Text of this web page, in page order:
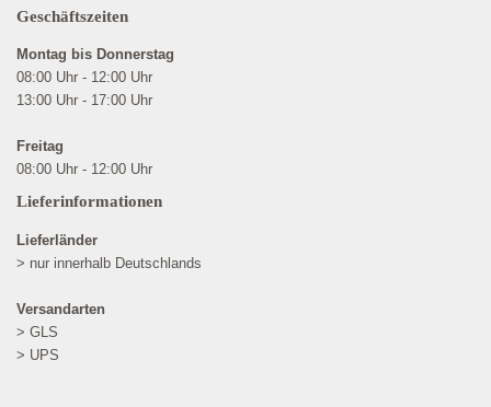
Geschäftszeiten
Montag bis Donnerstag
08:00 Uhr - 12:00 Uhr
13:00 Uhr - 17:00 Uhr
Freitag
08:00 Uhr - 12:00 Uhr
Lieferinformationen
Lieferländer
> nur innerhalb Deutschlands
Versandarten
> GLS
> UPS